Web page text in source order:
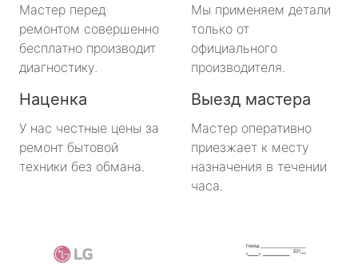
Мастер перед
ремонтом совершенно
бесплатно производит
диагностику.
Мы применяем детали
только от
официального
производителя.
Наценка
У нас честные цены за
ремонт бытовой
техники без обмана.
Выезд мастера
Мастер оперативно
приезжает к месту
назначения в течении
часа.